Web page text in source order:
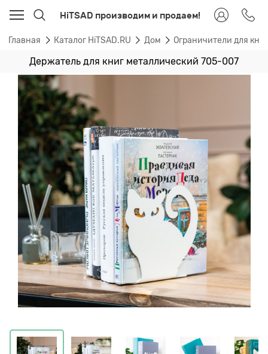
HiTSAD производим и продаем!
Главная Каталог HiTSAD.RU Дом Ограничители для
Держатель для книг металлический 705-007